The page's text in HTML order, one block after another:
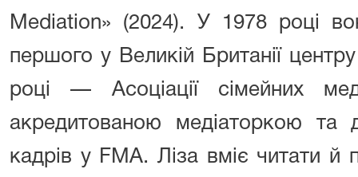
Mediation» (2024). У 1978 році
першого у Великій Британії
році — Асоціації сімейних
акредитованою медіаторкою та
кадрів у FMA. Ліза вміє читати й